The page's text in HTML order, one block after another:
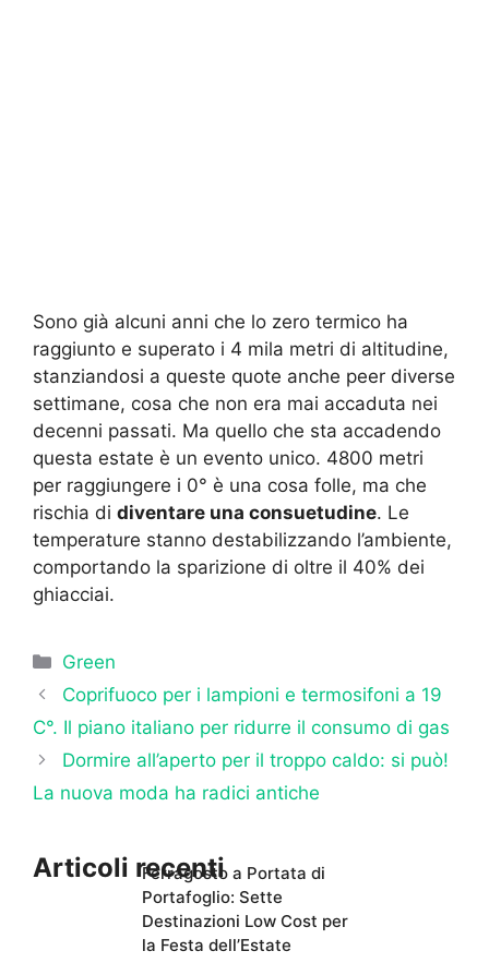
Sono già alcuni anni che lo zero termico ha
raggiunto e superato i 4 mila metri di altitudine,
stanziandosi a queste quote anche peer diverse
settimane, cosa che non era mai accaduta nei
decenni passati. Ma quello che sta accadendo
questa estate è un evento unico. 4800 metri
per raggiungere i 0° è una cosa folle, ma che
rischia di diventare una consuetudine. Le
temperature stanno destabilizzando l’ambiente,
comportando la sparizione di oltre il 40% dei
ghiacciai.
Categorie
Green
Coprifuoco per i lampioni e termosifoni a 19
C°. Il piano italiano per ridurre il consumo di gas
Dormire all’aperto per il troppo caldo: si può!
La nuova moda ha radici antiche
Articoli recentiFerragosto a Portata di
Portafoglio: Sette
Destinazioni Low Cost per
la Festa dell’Estate